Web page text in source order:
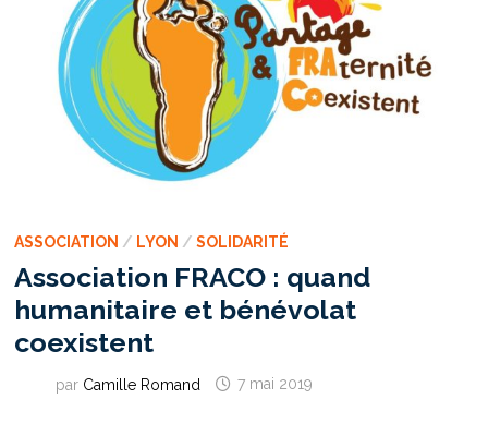
ASSOCIATION / LYON / SOLIDARITÉ
Association FRACO : quand
humanitaire et bénévolat
coexistent
par Camille Romand 7 mai 2019